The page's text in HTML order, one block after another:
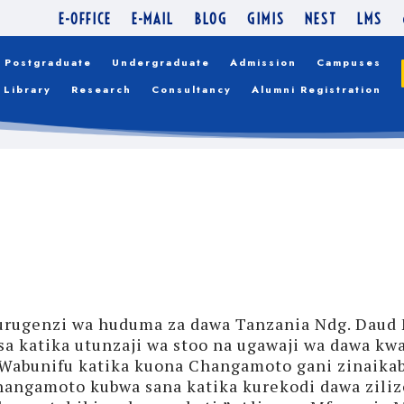
E-OFFICE E-MAIL BLOG GIMIS NEST LMS
Postgraduate Undergraduate Admission
Campuses
Library
Research Consultancy Alumni Registration
TANZANIA
KUWA
ZA AFYA
wa huduma za dawa Tanzania Ndg.
katika utunzaji wa stoo na ugawaji wa dawa
katika kuona Changamoto gani
kubwa sana katika kurekodi dawa